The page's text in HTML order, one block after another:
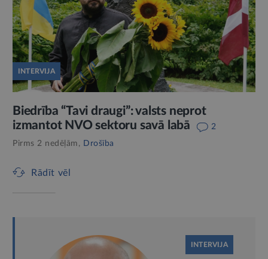
INTERVIJA
Biedrība “Tavi draugi”: valsts neprot
izmantot NVO sektoru savā labā
2
Pirms 2 nedēļām, Drošība
Rādīt vēl
INTERVIJA